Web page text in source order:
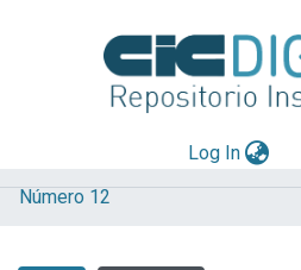
Log In
Explorar
Número 12